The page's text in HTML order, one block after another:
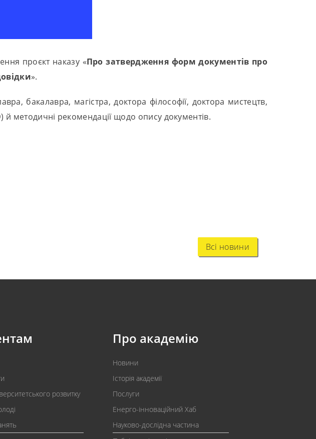
проєкт наказу «Про затвердження форм документів про
».
бакалавра, магістра, доктора філософії, доктора мистецтв,
й методичні рекомендації щодо опису документів.
Всі новини
розвитку
Про академію
Новини
Історія академії
Послуги
Енерго-інноваційний Хаб
Науково-дослідна частина